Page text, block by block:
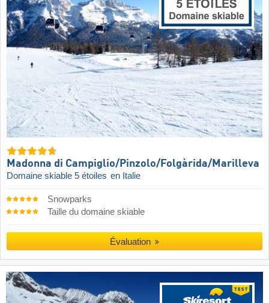
Madonna di Campiglio/​Pinzolo/​Folgàrida/​Marilleva
Domaine skiable 5 étoiles en Italie
Snowparks
Taille du domaine skiable
Évaluation